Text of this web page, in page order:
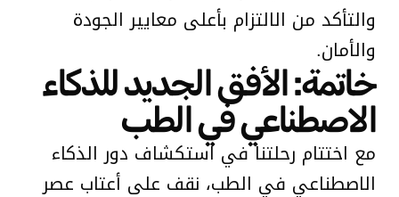
والتأكد من الالتزام بأعلى معايير الجودة
والأمان.
خاتمة: الأفق الجديد للذكاء
الاصطناعي في الطب
مع اختتام رحلتنا في استكشاف دور الذكاء
الاصطناعي في الطب، نقف على أعتاب عصر